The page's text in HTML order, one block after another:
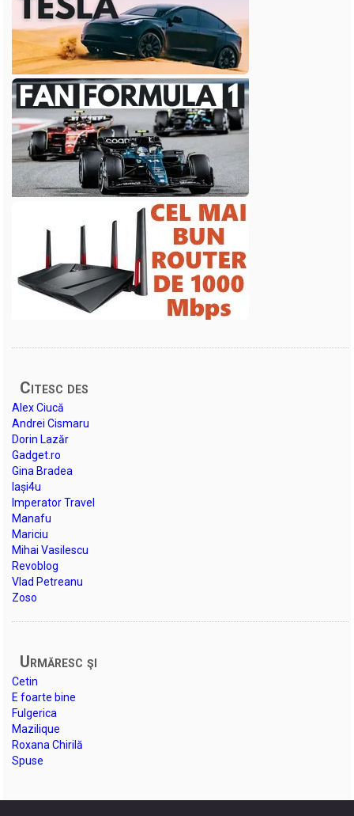
Citesc des
Alex Ciucă
Andrei Cismaru
Dorin Lazăr
Gadget.ro
Gina Bradea
Iași4u
Imperator Travel
Manafu
Mariciu
Mihai Vasilescu
Revoblog
Vlad Petreanu
Zoso
Urmăresc şi
Cetin
E foarte bine
Fulgerica
Mazilique
Roxana Chirilă
Spuse